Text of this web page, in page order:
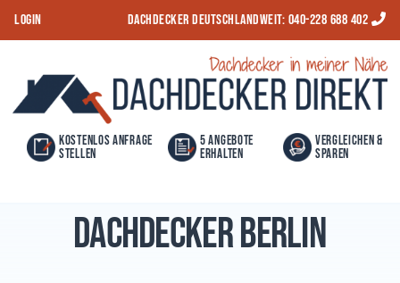
k
LOGIN Dachdecker Deutschlandweit: 040-228 688 402
Dachdeckerdirekt
Kostenlos Anfrage
stellen
5 Angebote
erhalten
Vergleichen &
Sparen
Dachdecker Berlin